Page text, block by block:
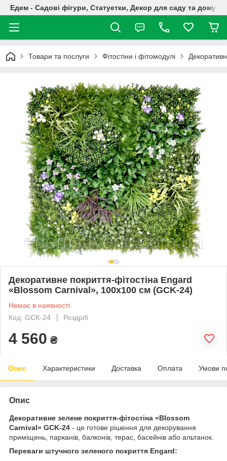
Едем - Садові фігури, Статуетки, Декор для саду та дому
Товари та послуги Фітостіни і фітомодулі
Декоративне покриття-фітостіна Engard
«Blossom Carnival», 100х100 см (GCK-24)
Немає в наявності
Код: GCK-24
Роздріб
4 560 ₴
Опис Характеристики Доставка Оплата Умови
Опис
Декоративне зелене покриття-фітостіна «Blossom
Carnival» GCK-24 - це готове рішення для декорування
приміщень, парканів, балконів, терас, басейнів або альтанок.
Переваги штучного зеленого покриття Engard: